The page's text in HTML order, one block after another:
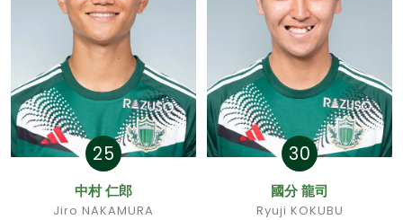
25
中村 仁郎
Jiro NAKAMURA
30
國分 龍司
Ryuji KOKUBU